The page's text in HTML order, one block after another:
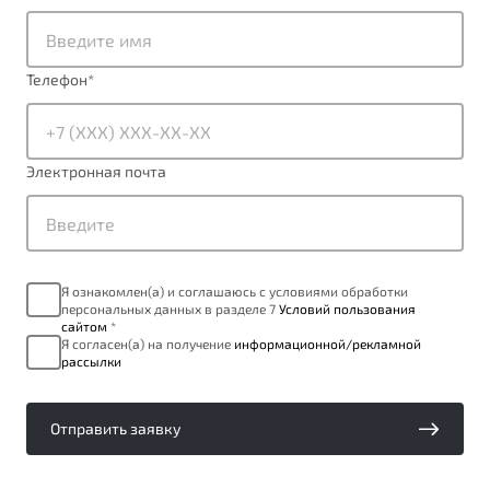
от 1 699 990 ₽*
Обзор В наличии
X70
Универсальный кроссовер
Обзор В наличии
Подробно
Автомобили в наличии
Тест-драйв
Спецпредложения
Будьте еще более уверены на дорогах с программой
Преимущества программы
Запись на сервис
Калькулятор ТО
Клиентская поддержка
Телефон*
Электронная почта
Я ознакомлен(а) и соглашаюсь с условиями обработки
персональных данных в разделе 7 Условий пользования
сайтом *
Я согласен(а) на получение информационной/рекламной
рассылки
Отправить заявку